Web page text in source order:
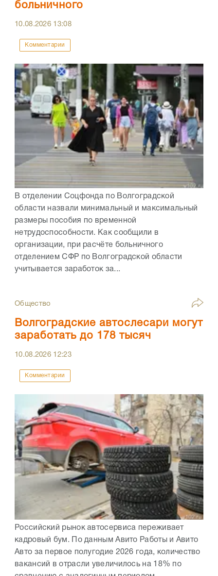
больничного
10.08.2026 13:08
Комментарии
В отделении Соцфонда по Волгоградской
области назвали минимальный и максимальный
размеры пособия по временной
нетрудоспособности. Как сообщили в
организации, при расчёте больничного
отделением СФР по Волгоградской области
учитывается заработок за...
Общество
Волгоградские автослесари могут
заработать до 178 тысяч
10.08.2026 12:23
Комментарии
Российский рынок автосервиса переживает
кадровый бум. По данным Авито Работы и Авито
Авто за первое полугодие 2026 года, количество
вакансий в отрасли увеличилось на 18% по